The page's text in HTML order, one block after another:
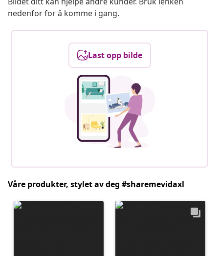
nedenfor for å komme i gang.
Last opp bilde
Våre produkter, stylet av deg #sharemevidaxl